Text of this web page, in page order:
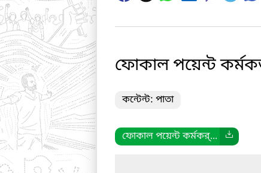
ফোকাল পয়েন্ট
কন্টেন্ট: পাতা
ফোকাল পয়েন্ট কর্মকর্...